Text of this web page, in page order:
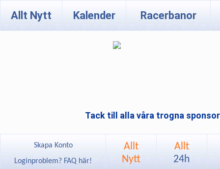
Allt Nytt Kalender Racerbanor
Tack till alla våra trogna
Skapa Konto
Loginproblem? FAQ här!
Allt
Nytt
Allt
24h